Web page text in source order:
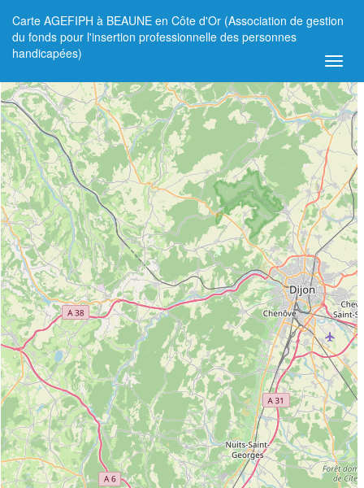
Carte AGEFIPH à BEAUNE en Côte d'Or (Association de gestion
du fonds pour l'insertion professionnelle des personnes
handicapées)
+
−